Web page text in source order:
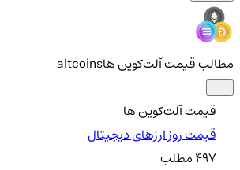
مطالب قیمت آلت‌کوین هاaltcoins
قیمت آلت‌کوین ها
قیمت روز ارزهای دیجیتال
497مطلب